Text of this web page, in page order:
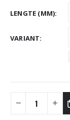
LENGTE (MM)
VARIANT